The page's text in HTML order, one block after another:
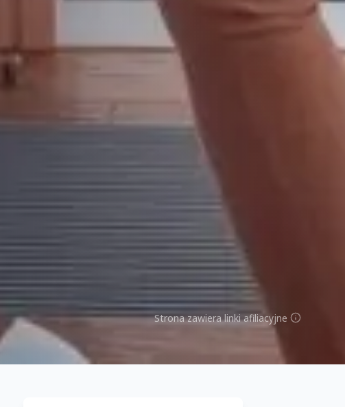
Strona zawiera linki afiliacyjne